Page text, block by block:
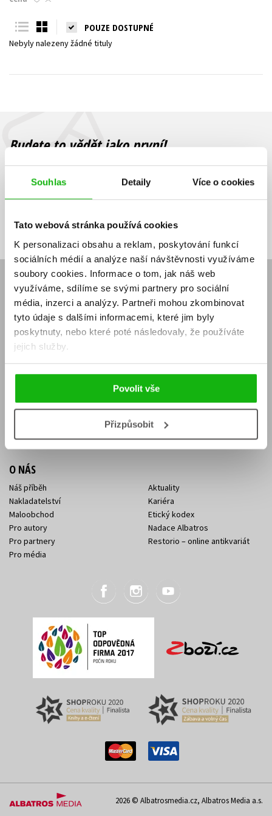
Souhlas Detaily Více o cookies
Tato webová stránka používá cookies
K personalizaci obsahu a reklam, poskytování funkcí
sociálních médií a analýze naší návštěvnosti využíváme
soubory cookies. Informace o tom, jak náš web
využíváme, sdílíme se svými partnery pro sociální
média, inzerci a analýzy. Partneři mohou zkombinovat
tyto údaje s dalšími informacemi, které jim byly
poskytnuty, nebo které poté následovaly, že používáte
jejich služby.
Povolit vše
Přizpůsobit
Young adult (SK)
Všechny tituly
POUZE DOSTUPNÉ
Nebyly nalezeny žádné tituly
Budete to vědět jako první!
Zajímá Vás, jaký knižní hit právě vychází, na jaké zboží je výhodná
sleva, jaká běží soutěž o ceny? Přihlášením k odběru našich e-
souhlasíte se zpracováním osobních údajů
mailová
adresa
mailová
adresa
Vaše e-mailová adresa Přihlásit se
E-SHOP
Aktuality
Naši autoři
Obchodní podmínky
Jak nakoupit
Knižní novinky
Dárkové poukazy
Affiliate program
KONTAKTY
Sídlo společnosti
Kontakty Albatros Media
O NÁS
Náš příběh
Nakladatelství
Maloobchod
Pro autory
Pro partnery
Pro média
Aktuality
Kariéra
Etický kodex
Nadace Albatros
Restorio – online antikvariát
2026 © Albatrosmedia.cz, Albatros Media a.s.